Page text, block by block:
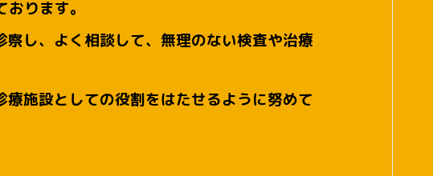
ります。
し、よく相談して、無理のない検査や治療
施設としての役割をはたせるように努めて